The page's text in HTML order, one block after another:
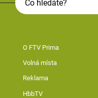
O FTV Prima
Volná místa
Reklama
HbbTV